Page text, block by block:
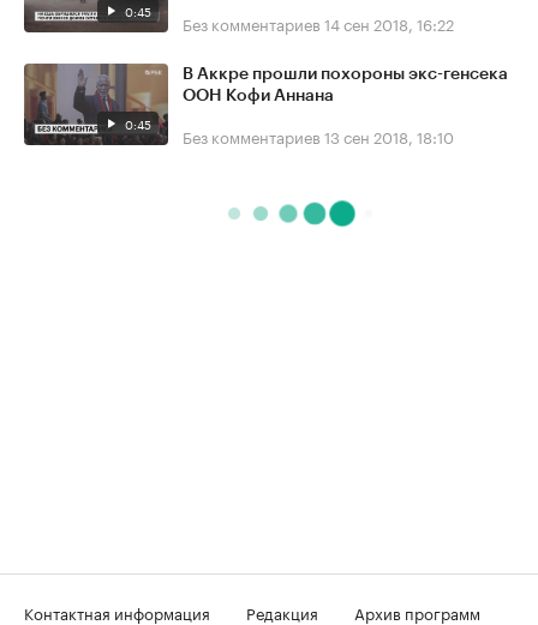
0:45 Без комментариев 14 сен 2018, 16:22
0:45
В Аккре прошли похороны экс-генсека
ООН Кофи Аннана
Без комментариев 13 сен 2018, 18:10
Контактная информация Редакция
Архив программ